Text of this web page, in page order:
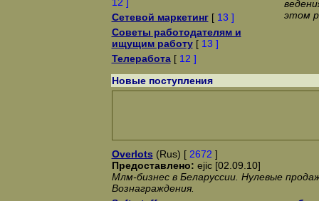
Сетевой маркетинг[ 13 ]
Советы работодателям и
ищущим работу[ 13 ]
Телеработа[ 12 ]
этом
Новые поступления
Overlots (Rus) [ 2672 ]
Предоставлено: ejic [02.09.10]
Млм-бизнес в Беларуссии. Нулевые
Вознаграждения.